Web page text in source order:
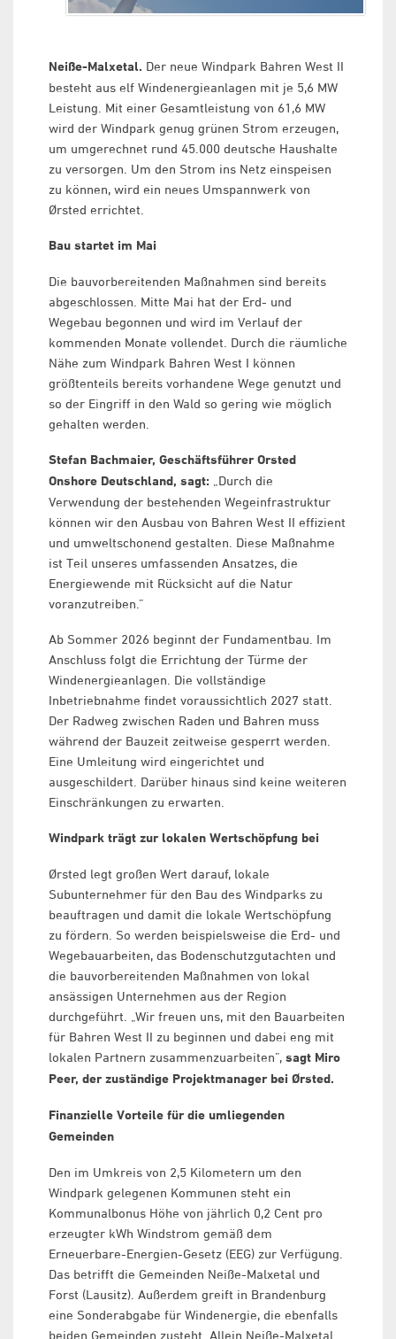
Neiße-Malxetal. Der neue Windpark Bahren West II
besteht aus elf Windenergieanlagen mit je 5,6 MW
Leistung. Mit einer Gesamtleistung von 61,6 MW
wird der Windpark genug grünen Strom erzeugen,
um umgerechnet rund 45.000 deutsche Haushalte
zu versorgen. Um den Strom ins Netz einspeisen
zu können, wird ein neues Umspannwerk von
Ørsted errichtet.
Bau startet im Mai
Die bauvorbereitenden Maßnahmen sind bereits
abgeschlossen. Mitte Mai hat der Erd- und
Wegebau begonnen und wird im Verlauf der
kommenden Monate vollendet. Durch die räumliche
Nähe zum Windpark Bahren West I können
größtenteils bereits vorhandene Wege genutzt und
so der Eingriff in den Wald so gering wie möglich
gehalten werden.
Stefan Bachmaier, Geschäftsführer Orsted
Onshore Deutschland, sagt: „Durch die
Verwendung der bestehenden Wegeinfrastruktur
können wir den Ausbau von Bahren West II effizient
und umweltschonend gestalten. Diese Maßnahme
ist Teil unseres umfassenden Ansatzes, die
Energiewende mit Rücksicht auf die Natur
voranzutreiben.”
Ab Sommer 2026 beginnt der Fundamentbau. Im
Anschluss folgt die Errichtung der Türme der
Windenergieanlagen. Die vollständige
Inbetriebnahme findet voraussichtlich 2027 statt.
Der Radweg zwischen Raden und Bahren muss
während der Bauzeit zeitweise gesperrt werden.
Eine Umleitung wird eingerichtet und
ausgeschildert. Darüber hinaus sind keine weiteren
Einschränkungen zu erwarten.
Windpark trägt zur lokalen Wertschöpfung bei
Ørsted legt großen Wert darauf, lokale
Subunternehmer für den Bau des Windparks zu
beauftragen und damit die lokale Wertschöpfung
zu fördern. So werden beispielsweise die Erd- und
Wegebauarbeiten, das Bodenschutzgutachten und
die bauvorbereitenden Maßnahmen von lokal
ansässigen Unternehmen aus der Region
durchgeführt. „Wir freuen uns, mit den Bauarbeiten
für Bahren West II zu beginnen und dabei eng mit
lokalen Partnern zusammenzuarbeiten”, sagt Miro
Peer, der zuständige Projektmanager bei Ørsted.
Finanzielle Vorteile für die umliegenden
Gemeinden
Den im Umkreis von 2,5 Kilometern um den
Windpark gelegenen Kommunen steht ein
Kommunalbonus Höhe von jährlich 0,2 Cent pro
erzeugter kWh Windstrom gemäß dem
Erneuerbare-Energien-Gesetz (EEG) zur Verfügung.
Das betrifft die Gemeinden Neiße-Malxetal und
Forst (Lausitz). Außerdem greift in Brandenburg
eine Sonderabgabe für Windenergie, die ebenfalls
beiden Gemeinden zusteht. Allein Neiße-Malxetal